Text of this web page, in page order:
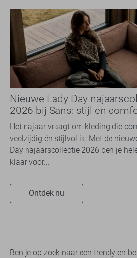
Nieuwe Lady Day
2026 bij Sans: stijl en
travelkwaliteit
Het najaar vraagt om kleding die
veelzijdig én stijlvol is. Met de
Day najaarscollectie 2026 ben je
klaar voor...
Ontdek nu
Ben je op zoek naar een trendy en